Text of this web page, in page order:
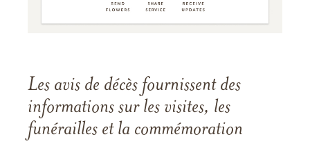
Les avis de décès fournissent des
informations sur les visites, les
funérailles et la commémoration